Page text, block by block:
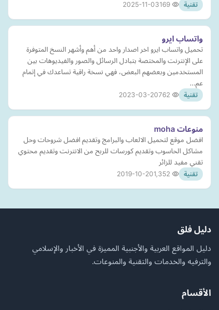
تقنية 2025-11-03
واتساب ايرو
تحميل واتساب ايرو اخر اصدار واحد من أهم وأشهر النسخ المتوفرة
على الإنترنت والمختصة بتبادل الرسائل والصور والفيديوهات بين
المستخدمين وبعضهم البعض، فهي نسخة راقية تساعدك في إتمام
عم…
تقنية 2023-03-20
منوعات moha
افضل موقع لتحميل الالعاب والبرامج وتقديم افضل شروحات وحل
مشاكل الحاسوب وتقديم كورسات للربح من الانترنت وتقديم محتوي
تقني مفيد للزائر
تقنية 2019-10-20
دليل فلق
دليل المواقع العربية والأجنبية المميزة في الأخبار والإسلامي
والترفيه والخدمات والتقنية والمنوعات.
الأقسام